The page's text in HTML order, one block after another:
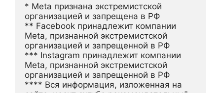
* Meta признана экстремистской
организацией и запрещена в РФ
** Facebook принадлежит компании
Meta, признанной экстремистской
организацией и запрещенной в РФ
*** Instagram принадлежит компании
Meta, признанной экстремистской
организацией и запрещенной в РФ
**** Вся информация, изложенная на